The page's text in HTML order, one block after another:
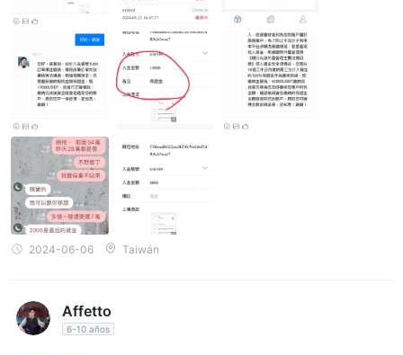
2024-06-06 Taiwán
Affetto
6-10 años